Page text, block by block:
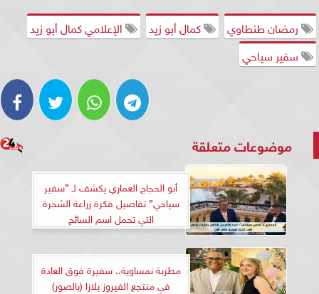
رمضان طنطاوي
كمال أبو زيد
الإعلامي كمال أبو زيد
سفير سياحي
موضوعات متعلقة
أبو الحجاج العماري يكشف لـ ”سفير
سياحي” تفاصيل فكرة زراعة الشجرة
التي تحمل اسم السائح
مطربة نمساوية.. سفيرة فوق العادة
في منتجع الفيروز بلازا (بالصور)